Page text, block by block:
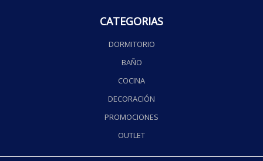
CATEGORIAS
DORMITORIO
BAÑO
COCINA
DECORACIÓN
PROMOCIONES
OUTLET